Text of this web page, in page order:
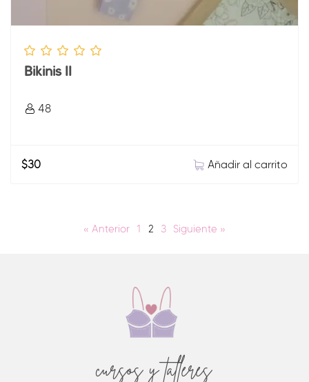
Bikinis II
48
$30 Añadir al carrito
« Anterior 1 2 3 Siguiente »
cursos y talleres